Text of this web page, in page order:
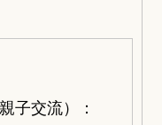
子交流）：